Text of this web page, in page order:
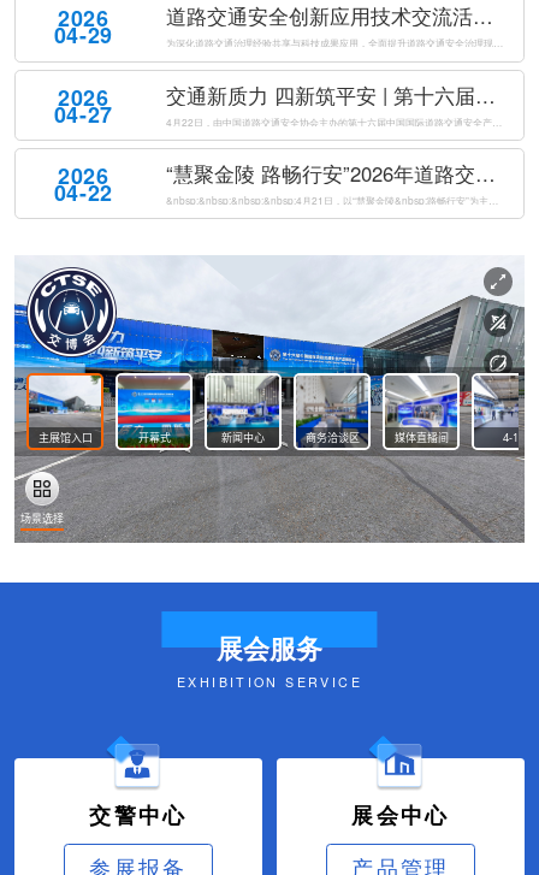
2026
04-29
道路交通安全创新应用技术交流活动成功举办
为深化道路交通治理经验共享与科技成果应用，全面提升道路交通安全治理现代化水平，2026年4月21日下午，由公安部道路交通安全研究中心、中国道路交通安全协会共同主办的道路交通安全创新应用技术交流活动在南京国际博览会议中心成功举办。来自全国公安交通管理部门、科研院所、高等院校及科技企业的代表，共同聚焦道...
2026
04-27
交通新质力 四新筑平安 | 第十六届中国国际道路交通安全产品博览会盛大开幕
2026
04-22
“慧聚金陵 路畅行安”2026年道路交通安全创新与合作大会在南京成功举办
展会服务
EXHIBITION SERVICE
交警中心
参展报备
展会中心
产品管理